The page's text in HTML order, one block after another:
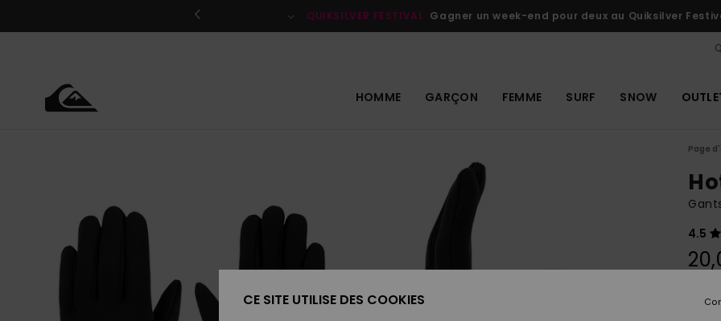
le
QUIKSILVER FESTIVAL Gagner un week-end pour deux au Quiksilver
HOMME GARÇON FEMME SURF SNOW
Page
4.5
CE SITE UTILISE DES COOKIES